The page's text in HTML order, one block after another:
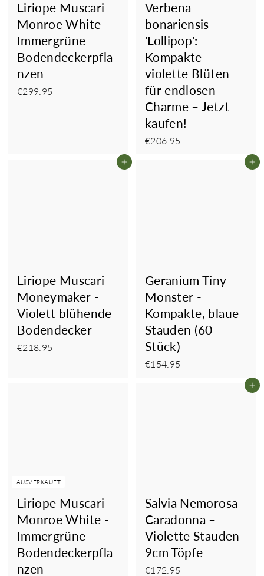
Liriope Muscari
Monroe White -
Immergrüne
Bodendeckerpfla
nzen
€299.95
Verbena
bonariensis
'Lollipop':
Kompakte
violette Blüten
für endlosen
Charme – Jetzt
kaufen!
€206.95
In den Einkaufswagen legen
Liriope Muscari
Moneymaker -
Violett blühende
Bodendecker
€218.95
In
Geranium Tiny
Monster -
Kompakte, blaue
Stauden (60
Stück)
€154.95
AUSVERKAUFT
Liriope Muscari
Monroe White -
Immergrüne
Bodendeckerpfla
nzen
In
Salvia Nemorosa
Caradonna –
Violette Stauden
9cm Töpfe
€172.95